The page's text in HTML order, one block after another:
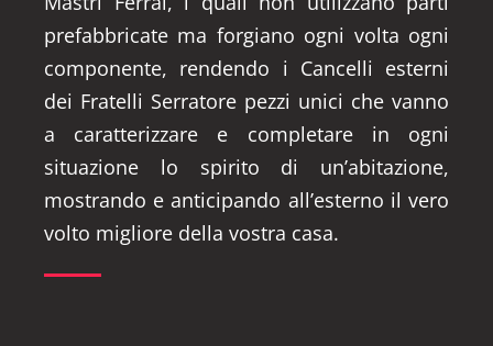
prefabbricate ma forgiano ogni volta ogni
componente, rendendo i Cancelli esterni
dei Fratelli Serratore pezzi unici che vanno
a caratterizzare e completare in ogni
situazione lo spirito di un’abitazione,
mostrando e anticipando all’esterno il vero
volto migliore della vostra casa.